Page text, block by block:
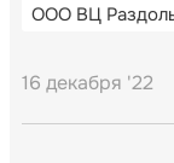
ООО ВЦ
16 декабря '22